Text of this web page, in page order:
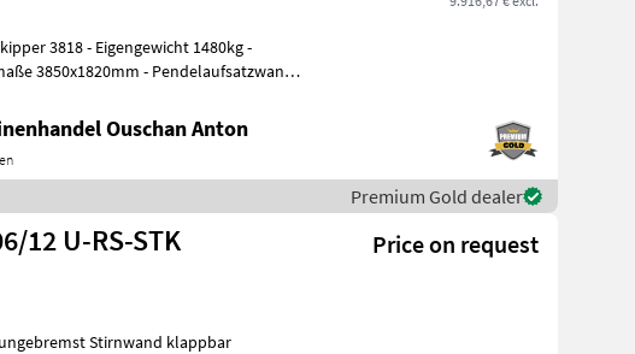
1480kg -
3850x1820mm - Pendelaufsatzwand -
Ouschan Anton
Premium Gold dealer
12 U-RS-STK Price on request
Stirnwand klappbar